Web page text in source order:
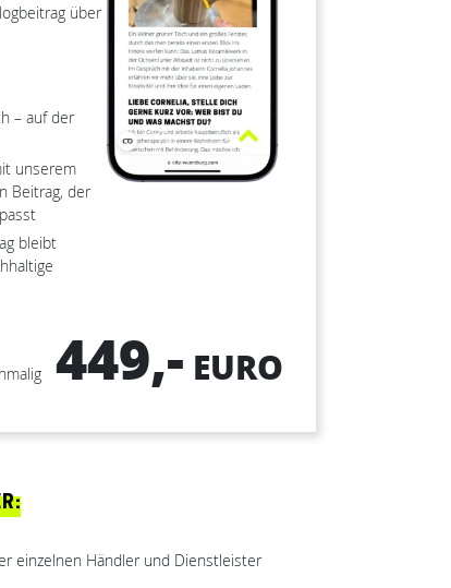
über
– auf der
unserem
Beitrag, der
bleibt
449,- EURO
einzelnen Händler und Dienstleister